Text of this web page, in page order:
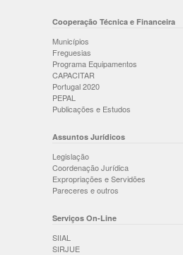
Cooperação Técnica e Financeira
Municípios
Freguesias
Programa Equipamentos
CAPACITAR
Portugal 2020
PEPAL
Publicações e Estudos
Assuntos Jurídicos
Legislação
Coordenação Jurídica
Expropriações e Servidões
Pareceres e outros
Serviços On-Line
SIIAL
SIRJUE